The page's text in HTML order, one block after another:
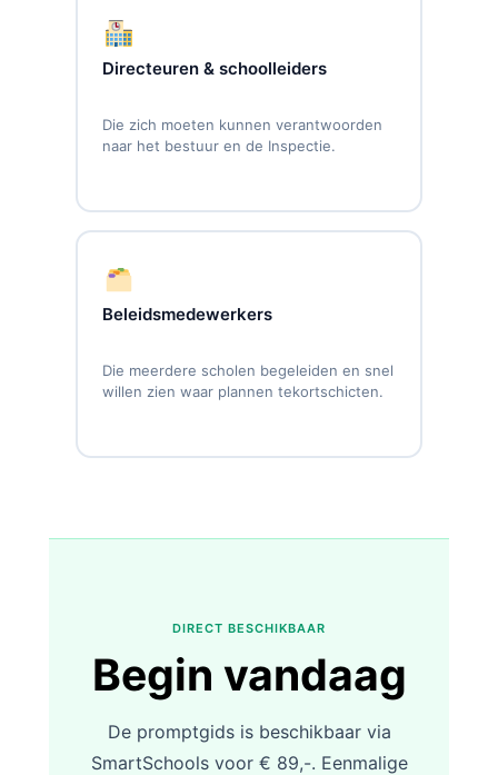
Directeuren & schoolleiders
Die zich moeten kunnen verantwoorden
naar het bestuur en de Inspectie.
Beleidsmedewerkers
Die meerdere scholen begeleiden en snel
willen zien waar plannen tekortschicten.
DIRECT BESCHIKBAAR
Begin vandaag
De promptgids is beschikbaar via
SmartSchools voor € 89,-. Eenmalige